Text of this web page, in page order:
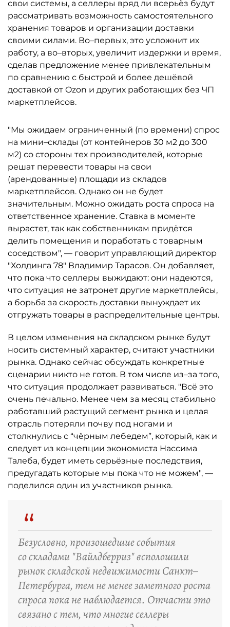
свои системы, а селлеры вряд ли всерьёз будут
рассматривать возможность самостоятельного
хранения товаров и организации доставки
своими силами. Во–первых, это усложнит их
работу, а во–вторых, увеличит издержки и время,
сделав предложение менее привлекательным
по сравнению с быстрой и более дешёвой
доставкой от Ozon и других работающих без ЧП
маркетплейсов.
"Мы ожидаем ограниченный (по времени) спрос
на мини–склады (от контейнеров 30 м2 до 300
м2) со стороны тех производителей, которые
решат перевести товары на свои
(арендованные) площади из складов
маркетплейсов. Однако он не будет
значительным. Можно ожидать роста спроса на
ответственное хранение. Ставка в моменте
вырастет, так как собственникам придётся
делить помещения и поработать с товарным
соседством", — говорит управляющий директор
"Холдинга 78" Владимир Тарасов. Он добавляет,
что пока что селлеры выжидают: они надеются,
что ситуация не затронет другие маркетплейсы,
а борьба за скорость доставки вынуждает их
отгружать товары в распределительные центры.
В целом изменения на складском рынке будут
носить системный характер, считают участники
рынка. Однако сейчас обсуждать конкретные
сценарии никто не готов. В том числе из–за того,
что ситуация продолжает развиваться. "Всё это
очень печально. Менее чем за месяц стабильно
работавший растущий сегмент рынка и целая
отрасль потеряли почву под ногами и
столкнулись с “чёрным лебедем”, который, как и
следует из концепции экономиста Нассима
Талеба, будет иметь серьёзные последствия,
предугадать которые мы пока что не можем", —
поделился один из участников рынка.
“
Безусловно, произошедшие события
со складами "Вайлдберриз" всполошили
рынок складской недвижимости Санкт–
Петербурга, тем не менее заметного роста
спроса пока не наблюдается. Отчасти это
связано с тем, что многие селлеры